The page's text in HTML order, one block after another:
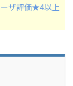
ザ評価★4以上